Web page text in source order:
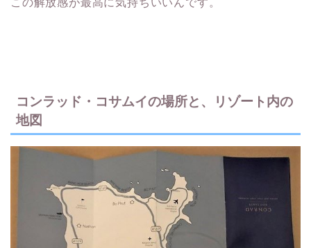
この解放感が最高に気持ちいいんです。
コンラッド・コサムイの場所と、リゾート内の
地図